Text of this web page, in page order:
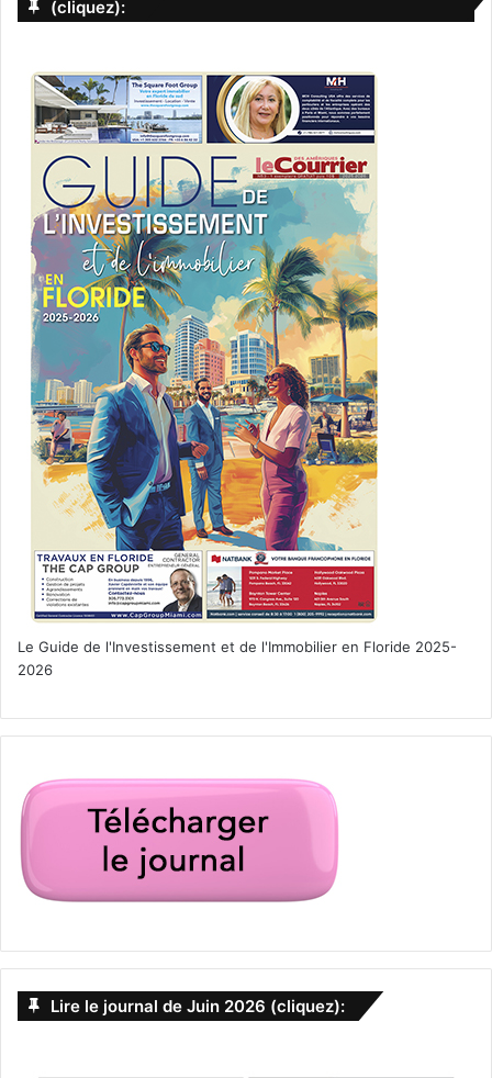
(cliquez):
Le Guide de l'Investissement et de l'Immobilier en Floride 2025-
2026
Lire le journal de Juin 2026 (cliquez):